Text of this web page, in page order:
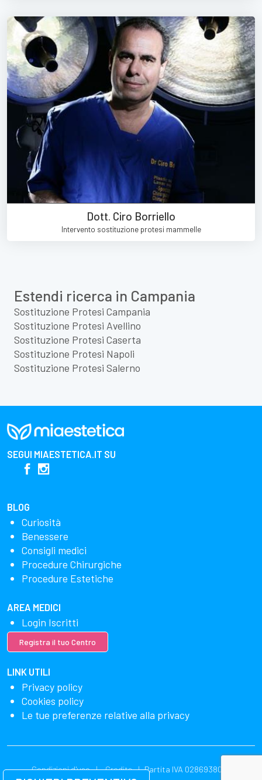
Dott. Ciro Borriello
Intervento sostituzione protesi mammelle
Estendi ricerca in Campania
Sostituzione Protesi Campania
Sostituzione Protesi Avellino
Sostituzione Protesi Caserta
Sostituzione Protesi Napoli
Sostituzione Protesi Salerno
SEGUI MIAESTETICA.IT SU
BLOG
Curiosità
Benessere
Consigli medici
Procedure Chirurgiche
Procedure Estetiche
AREA MEDICI
Login Iscritti
Registra il tuo Centro
LINK UTILI
Privacy policy
Cookies policy
Le tue preferenze relative alla privacy
Condizioni d'uso Credits Partita IVA 02869380549